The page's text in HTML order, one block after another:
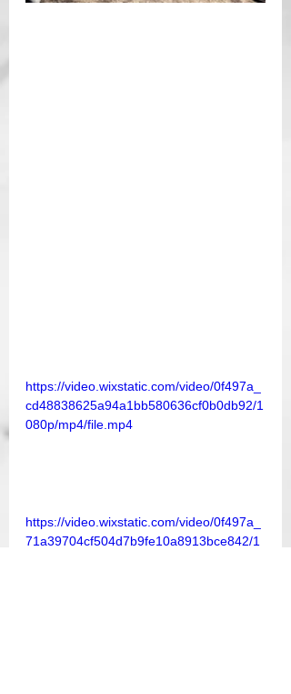
https://video.wixstatic.com/video/0f497a_
cd48838625a94a1bb580636cf0b0db92/1
080p/mp4/file.mp4
https://video.wixstatic.com/video/0f497a_
71a39704cf504d7b9fe10a8913bce842/1